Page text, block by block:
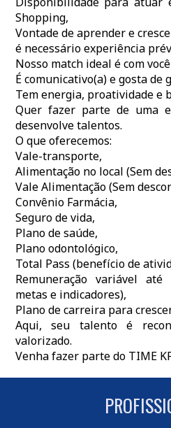
Shopping,
Vontade de aprender e
é necessário experiência
Nosso match ideal é com
É comunicativo(a) e gosta de
Tem energia, proatividade e
Quer fazer parte de uma
desenvolve talentos.
O que oferecemos:
Vale-transporte,
Alimentação no local (Sem
Vale Alimentação (Sem
Convênio Farmácia,
Seguro de vida,
Plano de saúde,
Plano odontológico,
Total Pass (benefício de
Remuneração variável
metas e indicadores),
Plano de carreira para
Aqui, seu talento é
valorizado.
Venha fazer parte do TIME